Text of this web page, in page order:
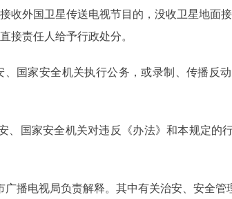
收外国卫星传送电视节目的，没收卫星地面
接责任人给予行政处分。
家安全机关执行公务，或录制、传播反
国家安全机关对违反《办法》和本规定的
电视局负责解释。其中有关治安、安全管